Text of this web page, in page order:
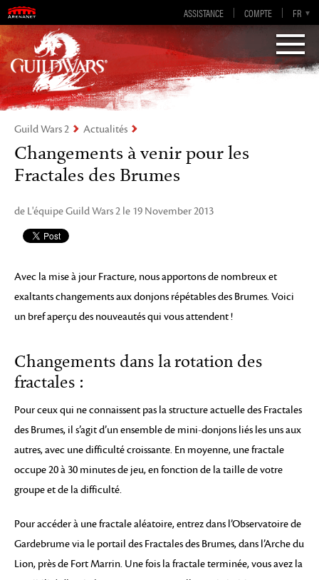
ASSISTANCE COMPTE FR
EN
DE
ES
EN-GB
Visions of Eternity
Guild Wars 2
Guild Wars 2 Actualités
Changements à venir pour les
Fractales des Brumes
de L'équipe Guild Wars 2 le 19 November 2013
Avec la mise à jour Fracture, nous apportons de nombreux et
exaltants changements aux donjons répétables des Brumes. Voici
un bref aperçu des nouveautés qui vous attendent !
Changements dans la rotation des
fractales :
Pour ceux qui ne connaissent pas la structure actuelle des Fractales
des Brumes, il s’agit d’un ensemble de mini-donjons liés les uns aux
autres, avec une difficulté croissante. En moyenne, une fractale
occupe 20 à 30 minutes de jeu, en fonction de la taille de votre
groupe et de la difficulté.
Pour accéder à une fractale aléatoire, entrez dans l’Observatoire de
Gardebrume via le portail des Fractales des Brumes, dans l’Arche du
Lion, près de Fort Marrin. Une fois la fractale terminée, vous avez la